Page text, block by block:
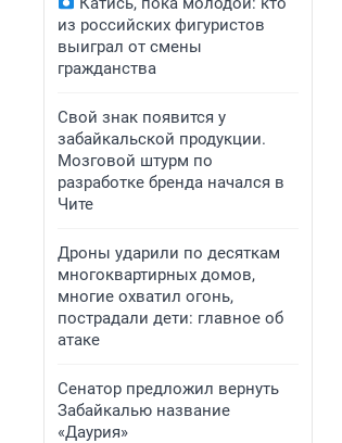
из российских фигуристов
выиграл от смены
гражданства
Свой знак появится у
забайкальской продукции.
Мозговой штурм по
разработке бренда начался в
Чите
Дроны ударили по десяткам
многоквартирных домов,
многие охватил огонь,
пострадали дети: главное об
атаке
Сенатор предложил вернуть
Забайкалью название
«Даурия»